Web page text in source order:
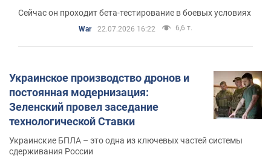
разработке. Фото
Сейчас он проходит бета-тестирование в боевых условиях
War 22.07.2026 16:22 6,6 т.
Украинское производство дронов и
постоянная модернизация:
Зеленский провел заседание
технологической Ставки
Украинские БПЛА – это одна из ключевых частей системы
сдерживания России